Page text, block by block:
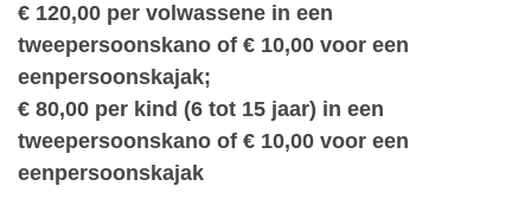
€ 120,00 per volwassene in een
tweepersoonskano of € 10,00 voor een
eenpersoonskajak;
€ 80,00 per kind (6 tot 15 jaar) in een
tweepersoonskano of € 10,00 voor een
eenpersoonskajak